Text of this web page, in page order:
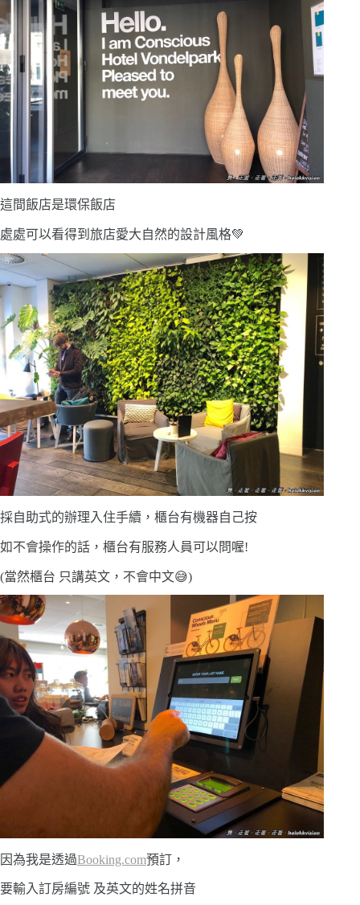
這間飯店是環保飯店
處處可以看得到旅店愛大自然的設計風格💚
採自助式的辦理入住手續，櫃台有機器自己按
如不會操作的話，櫃台有服務人員可以問喔!
(當然櫃台 只講英文，不會中文😅)
因為我是透過Booking.com預訂，
要輸入訂房編號 及英文的姓名拼音